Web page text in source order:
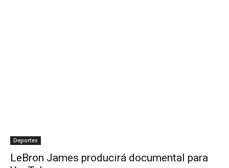
Deportes
LeBron James producirá documental para